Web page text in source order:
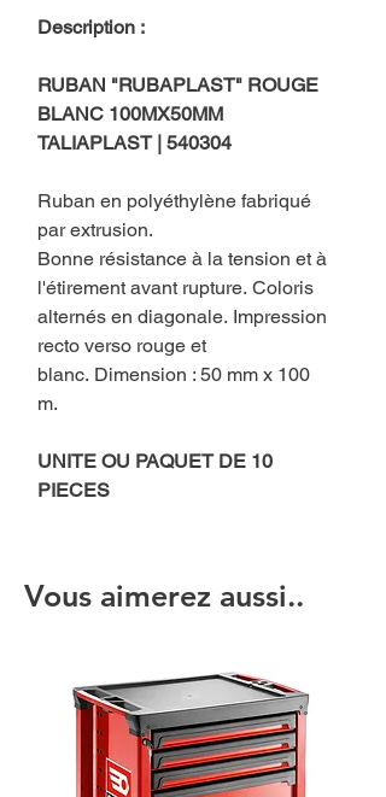
Description :
RUBAN "RUBAPLAST" ROUGE
BLANC 100MX50MM
TALIAPLAST | 540304
Ruban en polyéthylène fabriqué
par extrusion.
Bonne résistance à la tension et à
l'étirement avant rupture. Coloris
alternés en diagonale. Impression
recto verso rouge et
blanc. Dimension : 50 mm x 100
m.
UNITE OU PAQUET DE 10
PIECES
Vous aimerez aussi..